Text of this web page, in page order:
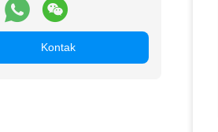
Kontak